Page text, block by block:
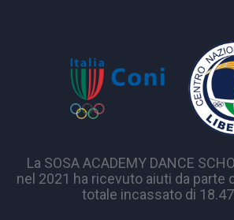
La SOSA ACADEMY DANCE
nel 2021 ha ricevuto aiuti da parte
totale incassato di